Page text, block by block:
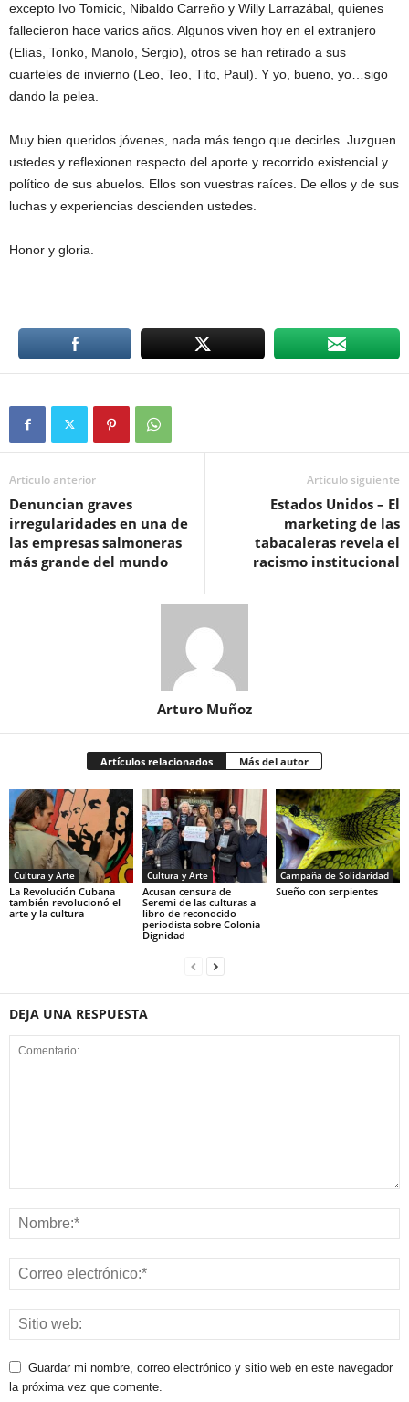
excepto Ivo Tomicic, Nibaldo Carreño y Willy Larrazábal, quienes
fallecieron hace varios años. Algunos viven hoy en el extranjero
(Elías, Tonko, Manolo, Sergio), otros se han retirado a sus
cuarteles de invierno (Leo, Teo, Tito, Paul). Y yo, bueno, yo…sigo
dando la pelea.
Muy bien queridos jóvenes, nada más tengo que decirles. Juzguen
ustedes y reflexionen respecto del aporte y recorrido existencial y
político de sus abuelos. Ellos son vuestras raíces. De ellos y de sus
luchas y experiencias descienden ustedes.
Honor y gloria.
Artículo anterior
Denuncian graves
irregularidades en una de
las empresas salmoneras
más grande del mundo
Artículo siguiente
Estados Unidos – El
marketing de las
tabacaleras revela el
racismo institucional
Arturo Muñoz
Artículos relacionados Más del autor
Cultura y Arte
La Revolución Cubana
también revolucionó el
arte y la cultura
Cultura y Arte
Acusan censura de
Seremi de las culturas a
libro de reconocido
periodista sobre Colonia
Dignidad
Campaña de Solidaridad
Sueño con serpientes
DEJA UNA RESPUESTA
Guardar mi nombre, correo electrónico y sitio web en este navegador
la próxima vez que comente.